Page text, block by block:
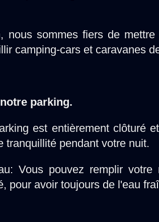
nous sommes fiers de
camping-cars et caravanes
parking.
est entièrement clôturé
tranquillité pendant votre nuit.
Vous pouvez remplir
pour avoir toujours de l'eau